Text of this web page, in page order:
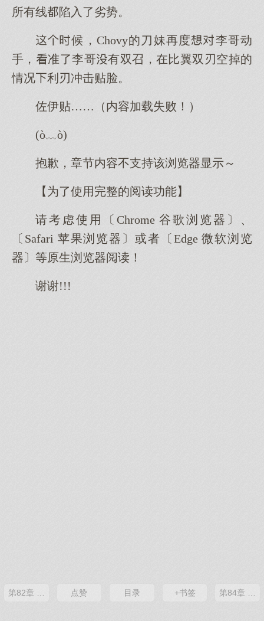
所有线陷入了劣势。
候，Chovy的刀妹再度李哥动
手，准了李哥有双召，在比翼双刃空掉的
情况利刃冲击贴脸。
佐伊贴……（内容加载失败！）
(ò﹏ò)
抱歉，章节内容不支持该浏览器显示～
【为了使用完整的阅读功能】
请考虑使用〔Chrome 谷歌浏览器〕、
〔Safari 苹果浏览器〕或者〔Edge 微软浏览
器〕等原生浏览器阅读！
谢谢!!!
第82章 难受呀 点赞 目录 +书签 第84章 我